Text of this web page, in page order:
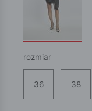
rozmiar
36 38